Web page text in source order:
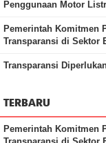
Penggunaan Motor
Pemerintah Komitmen
Transparansi di Sektor
Transparansi
TERBARU
Pemerintah Komitmen